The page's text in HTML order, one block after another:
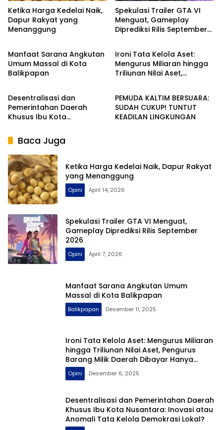
Ketika Harga Kedelai Naik,
Dapur Rakyat yang
Menanggung
Spekulasi Trailer GTA VI
Menguat, Gameplay
Diprediksi Rilis September
Balikpapan
Manfaat Sarana Angkutan
Umum Massal di Kota
Balikpapan
Opini
Ironi Tata Kelola Aset:
Mengurus Miliaran hingga
Triliunan Nilai Aset,
Ratusan Ribu
Opini
Desentralisasi dan
Pemerintahan Daerah
Khusus Ibu Kota
Anomali Tata Kelola
Demokrasi Lokal?
Opini
PEMUDA KALTIM BERSUARA:
SUDAH CUKUP! TUNTUT
KEADILAN LINGKUNGAN
Baca Juga
Ketika Harga Kedelai Naik, Dapur Rakyat
yang Menanggung
Opini April 14, 2026
Spekulasi Trailer GTA VI Menguat,
Gameplay Diprediksi Rilis September
2026
Opini April 7, 2026
Manfaat Sarana Angkutan Umum
Massal di Kota Balikpapan
Balikpapan Desember 11, 2025
Ironi Tata Kelola Aset: Mengurus Miliaran
hingga Triliunan Nilai Aset, Pengurus
Barang Milik Daerah Dibayar Hanya
Ratusan Ribu
Opini Desember 6, 2025
Desentralisasi dan Pemerintahan Daerah
Khusus Ibu Kota Nusantara: Inovasi atau
Anomali Tata Kelola Demokrasi Lokal?